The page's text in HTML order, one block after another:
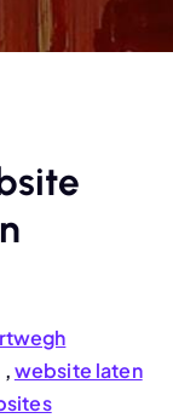
,website laten